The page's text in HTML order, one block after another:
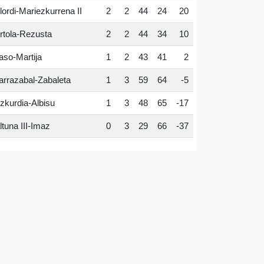
Mariezkurrena II 2 2 44 24 20
Rezusta 2 2 44 34 10
Martija 1 2 43 41 2
Zabaleta 1 3 59 64 -5
Albisu 1 3 48 65 -17
III-Imaz 0 3 29 66 -37